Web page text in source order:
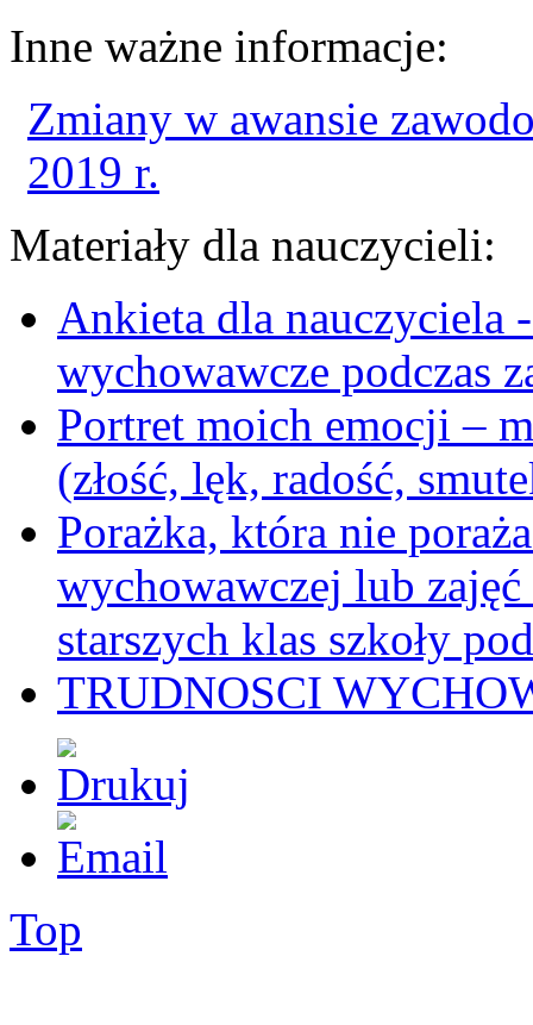
Inne ważne informacje:
Zmiany w awansie
2019 r.
Materiały dla nauczycieli:
Ankieta dla nauczyciela
wychowawcze podczas
Portret moich emocji –
(złość, lęk, radość,
Porażka, która nie
wychowawczej lub
starszych klas szkoły
TRUDNOSCI
Top